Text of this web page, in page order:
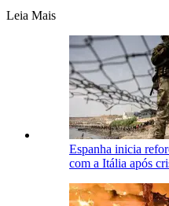
Leia Mais
Espanha inicia
com a Itália após